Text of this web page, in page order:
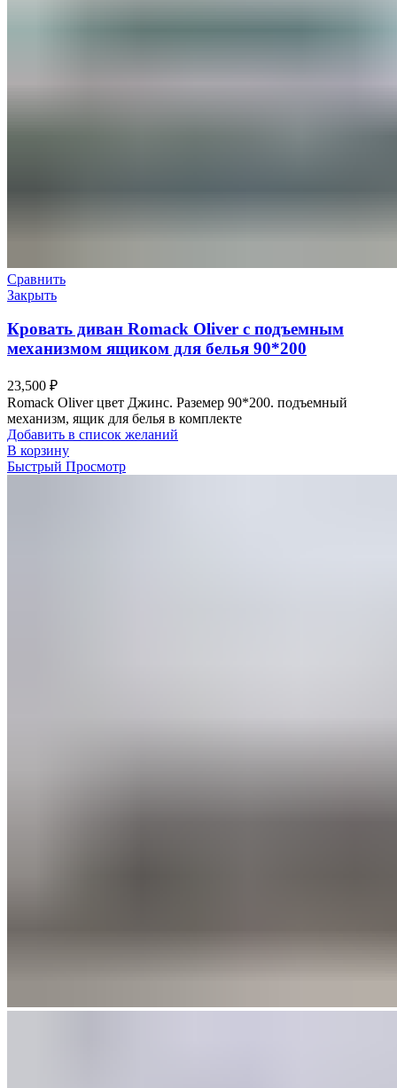
Сравнить
Закрыть
Кровать диван Romack Oliver с подъемным
механизмом ящиком для белья 90*200
23,500 ₽
Romack Oliver цвет Джинс. Раземер 90*200. подъемный
механизм, ящик для белья в комплекте
Добавить в список желаний
В корзину
Быстрый Просмотр